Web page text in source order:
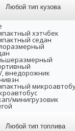
хэтчбек
седан
внедорожник
минигрузовик